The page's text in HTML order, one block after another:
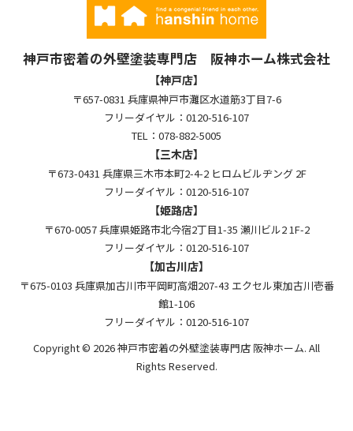
神戸市密着の外壁塗装専門店 阪神ホーム株式会社
【神戸店】
〒657-0831 兵庫県神戸市灘区水道筋3丁目7-6
フリーダイヤル：0120-516-107
TEL：078-882-5005
【三木店】
〒673-0431 兵庫県三木市本町2-4-2 ヒロムビルヂング 2F
フリーダイヤル：0120-516-107
【姫路店】
〒670-0057 兵庫県姫路市北今宿2丁目1-35 瀬川ビル2 1F-2
フリーダイヤル：0120-516-107
【加古川店】
〒675-0103 兵庫県加古川市平岡町高畑207-43 エクセル東加古川壱番
館1-106
フリーダイヤル：0120-516-107
Copyright © 2026 神戸市密着の外壁塗装専門店 阪神ホーム. All
Rights Reserved.